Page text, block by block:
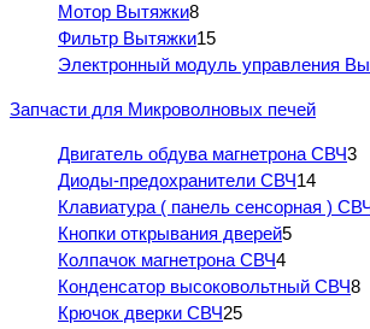
Мотор Вытяжки8
Фильтр Вытяжки15
Электронный модуль управления
Запчасти для Микроволновых печей
Двигатель обдува магнетрона СВЧ3
Диоды-предохранители СВЧ14
Клавиатура ( панель сенсорная )
Кнопки открывания дверей5
Колпачок магнетрона СВЧ4
Конденсатор высоковольтный СВЧ8
Крючок дверки СВЧ25